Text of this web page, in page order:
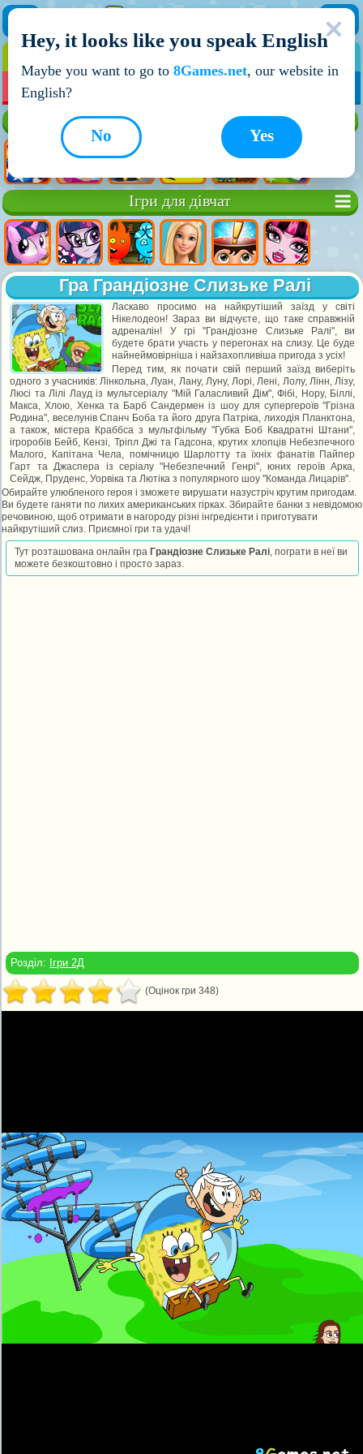
НОВІ ІГРИ
Ігри для дівчат
Гра Грандіозне Слизьке Ралі
Ласкаво просимо на найкрутіший заїзд у світі
Нікелодеон! Зараз ви відчуєте, що таке справжній
адреналін! У грі "Грандіозне Слизьке Ралі", ви
будете брати участь у перегонах на слизу. Це буде
найнеймовірніша і найзахопливіша пригода з усіх!
Перед тим, як почати свій перший заїзд виберіть
одного з учасників: Лінкольна, Луан, Лану, Луну, Лорі, Лені, Лолу, Лінн, Лізу,
Люсі та Лілі Лауд із мультсеріалу "Мій Галасливий Дім", Фібі, Нору, Біллі,
Макса, Хлою, Хенка та Барб Сандермен із шоу для супергероїв "Грізна
Родина", веселунів Спанч Боба та його друга Патріка, лиходія Планктона,
а також, містера Краббса з мультфільму "Губка Боб Квадратні Штани",
ігроробів Бейб, Кензі, Тріпл Джі та Гадсона, крутих хлопців Небезпечного
Малого, Капітана Чела, помічницю Шарлотту та їхніх фанатів Пайпер
Гарт та Джаспера із серіалу "Небезпечний Генрі", юних героїв Арка,
Сейдж, Пруденс, Уорвіка та Лютіка з популярного шоу "Команда Лицарів".
Обирайте улюбленого героя і зможете вирушати назустріч крутим пригодам.
Ви будете ганяти по лихих американських гірках. Збирайте банки з невідомою
речовиною, щоб отримати в нагороду різні інгредієнти і приготувати
найкрутіший слиз. Приємної гри та удачі!
Тут розташована онлайн гра Грандіозне Слизьке Ралі, пограти в неї ви
можете безкоштовно і просто зараз.
Розділ: Ігри 2Д
(Оцінок гри 348)
Hey, it looks like you speak English
Maybe you want to go to 8Games.net, our website in
English?
Yes
No